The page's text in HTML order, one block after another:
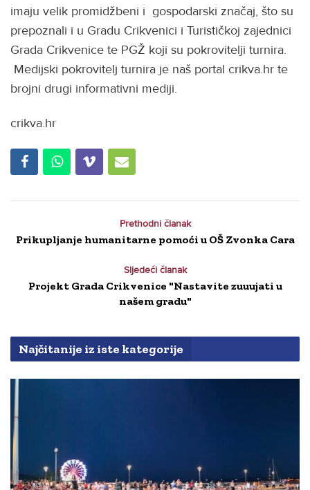
imaju velik promidžbeni i gospodarski značaj, što su
prepoznali i u Gradu Crikvenici i Turističkoj zajednici
Grada Crikvenice te PGŽ koji su pokrovitelji turnira.
Medijski pokrovitelj turnira je naš portal crikva.hr te
brojni drugi informativni mediji.
crikva.hr
Prethodni članak
Prikupljanje humanitarne pomoći u OŠ Zvonka Cara
Sljedeći članak
Projekt Grada Crikvenice "Nastavite zuuujati u
našem gradu"
Najčitanije iz iste kategorije